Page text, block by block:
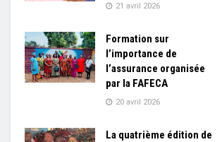
21 avril 2026
Formation sur
l’importance de
l’assurance organisée
par la FAFECA
20 avril 2026
La quatrième édition de